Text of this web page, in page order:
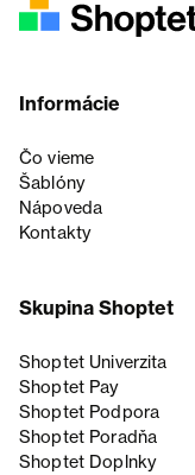
Informácie
Čo vieme
Šablóny
Nápoveda
Kontakty
Skupina Shoptet
Shoptet Univerzita
Shoptet Pay
Shoptet Podpora
Shoptet Poradňa
Shoptet Doplnky